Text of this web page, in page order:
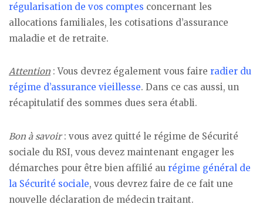
régularisation de vos comptes concernant les
allocations familiales, les cotisations d’assurance
maladie et de retraite.
Attention : Vous devrez également vous faire radier du
régime d’assurance vieillesse. Dans ce cas aussi, un
récapitulatif des sommes dues sera établi.
Bon à savoir: vous avez quitté le régime de Sécurité
sociale du RSI, vous devez maintenant engager les
démarches pour être bien affilié au régime général de
la Sécurité sociale, vous devrez faire de ce fait une
nouvelle déclaration de médecin traitant.